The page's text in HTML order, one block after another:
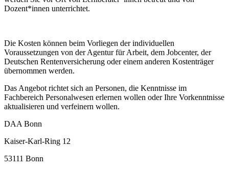
Dozent*innen unterrichtet.
Die Kosten können beim Vorliegen der individuellen
Voraussetzungen von der Agentur für Arbeit, dem Jobcenter, der
Deutschen Rentenversicherung oder einem anderen Kostenträger
übernommen werden.
Das Angebot richtet sich an Personen, die Kenntnisse im
Fachbereich Personalwesen erlernen wollen oder Ihre Vorkenntnisse
aktualisieren und verfeinern wollen.
DAA Bonn
Kaiser-Karl-Ring 12
53111 Bonn